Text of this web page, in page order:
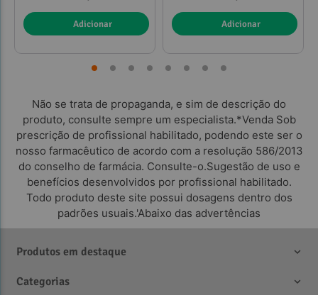
Adicionar Adicionar
Não se trata de propaganda, e sim de descrição do
produto, consulte sempre um especialista.*Venda Sob
prescrição de profissional habilitado, podendo este ser o
nosso farmacêutico de acordo com a resolução 586/2013
do conselho de farmácia. Consulte-o.Sugestão de uso e
benefícios desenvolvidos por profissional habilitado.
Todo produto deste site possui dosagens dentro dos
padrões usuais.'Abaixo das advertências
Produtos em destaque
Categorias